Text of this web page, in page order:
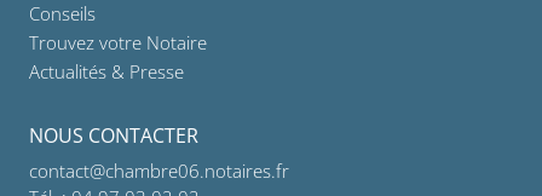
Conseils
Trouvez votre Notaire
Actualités & Presse
NOUS CONTACTER
contact@chambre06.notaires.fr